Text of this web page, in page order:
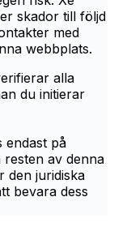
skador till följd
med
webbplats.
alla
du initierar
endast på
av denna
den juridiska
bevara dess